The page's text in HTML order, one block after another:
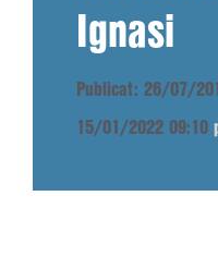
Ignasi
Publicat: 26/07/
15/01/2022 09:10